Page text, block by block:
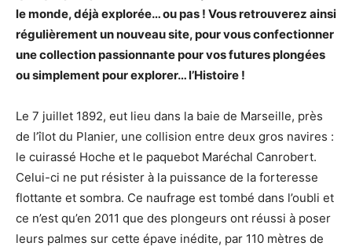
le monde, déjà explorée… ou pas ! Vous retrouverez ainsi
régulièrement un nouveau site, pour vous confectionner
une collection passionnante pour vos futures plongées
ou simplement pour explorer… l’Histoire !
Le 7 juillet 1892, eut lieu dans la baie de Marseille, près
de l’îlot du Planier, une collision entre deux gros navires :
le cuirassé Hoche et le paquebot Maréchal Canrobert.
Celui-ci ne put résister à la puissance de la forteresse
flottante et sombra. Ce naufrage est tombé dans l’oubli et
ce n’est qu’en 2011 que des plongeurs ont réussi à poser
leurs palmes sur cette épave inédite, par 110 mètres de